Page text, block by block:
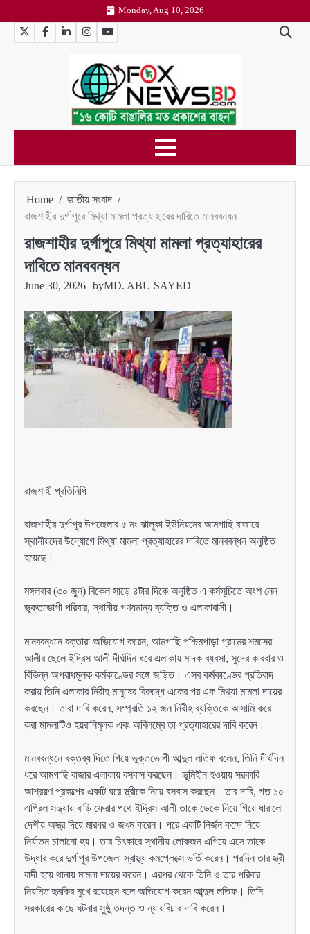
to
content
Monday, Aug 10, 2026
TwitterFacebookLinkedInInstagramYouTube
Home
জাতীয় সংবাদ
রাজশাহীর দুর্গাপুরে মিথ্যা মামলা প্রত্যাহারের দাবিতে মানববন্ধন
রাজশাহীর দুর্গাপুরে মিথ্যা মামলা প্রত্যাহারের
দাবিতে মানববন্ধন
June 30, 2026 byMD. ABU SAYED
রাজশাহী প্রতিনিধি
রাজশাহীর দুর্গাপুর উপজেলার ৫ নং ঝালুকা ইউনিয়নের আমগাছি বাজারে
স্থানীয়দের উদ্যোগে মিথ্যা মামলা প্রত্যাহারের দাবিতে মানববন্ধন অনুষ্ঠিত
হয়েছে।
মঙ্গলবার (৩০ জুন) বিকেল সাড়ে ৪টার দিকে অনুষ্ঠিত এ কর্মসূচিতে অংশ নেন
ভুক্তভোগী পরিবার, স্থানীয় গণ্যমান্য ব্যক্তি ও এলাকাবাসী।
মানববন্ধনে বক্তারা অভিযোগ করেন, আমগাছি পশ্চিমপাড়া গ্রামের শমসের
আলীর ছেলে ইদ্রিস আলী দীর্ঘদিন ধরে এলাকায় মাদক ব্যবসা, সুদের কারবার ও
বিভিন্ন অপরাধমূলক কর্মকাণ্ডের সঙ্গে জড়িত। এসব কর্মকাণ্ডের প্রতিবাদ
করায় তিনি এলাকার নিরীহ মানুষের বিরুদ্ধে একের পর এক মিথ্যা মামলা দায়ের
করছেন। তারা দাবি করেন, সম্প্রতি ১২ জন নিরীহ ব্যক্তিকে আসামি করে
করা মামলাটিও হয়রানিমূলক এবং অবিলম্বে তা প্রত্যাহারের দাবি করেন।
মানববন্ধনে বক্তব্য দিতে গিয়ে ভুক্তভোগী আব্দুল লতিফ বলেন, তিনি দীর্ঘদিন
ধরে আমগাছি বাজার এলাকায় বসবাস করছেন। ভূমিহীন হওয়ায় সরকারি
আশ্রয়ণ প্রকল্পের একটি ঘরে স্ত্রীকে নিয়ে বসবাস করছেন। তার দাবি, গত ১০
এপ্রিল সন্ধ্যায় বাড়ি ফেরার পথে ইদ্রিস আলী তাকে ডেকে নিয়ে গিয়ে ধারালো
দেশীয় অস্ত্র দিয়ে মারধর ও জখম করেন। পরে একটি নির্জন কক্ষে নিয়ে
নির্যাতন চালানো হয়। তার চিৎকারে স্থানীয় লোকজন এগিয়ে এসে তাকে
উদ্ধার করে দুর্গাপুর উপজেলা স্বাস্থ্য কমপ্লেক্সে ভর্তি করেন। পরদিন তার স্ত্রী
বাদী হয়ে থানায় মামলা দায়ের করেন। এরপর থেকে তিনি ও তার পরিবার
নিয়মিত হুমকির মুখে রয়েছেন বলে অভিযোগ করেন আব্দুল লতিফ। তিনি
সরকারের কাছে ঘটনার সুষ্ঠু তদন্ত ও ন্যায়বিচার দাবি করেন।